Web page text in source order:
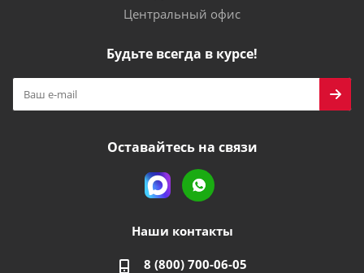
Центральный офис
Будьте всегда в курсе!
Оставайтесь на связи
Наши контакты
8 (800) 700-06-05